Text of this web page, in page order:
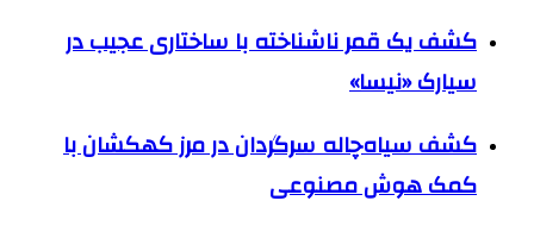
کشف یک قمر ناشناخته با ساختاری عجیب در
سیارک «نیسا»
کشف سیاه‌چاله سرگردان در مرز کهکشان با
کمک هوش مصنوعی